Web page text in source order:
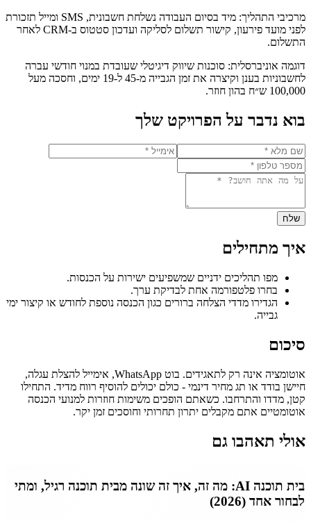
מרכיבי התהליך: מיד בסיום העבודה נשלחת חשבונית, SMS ומייל תזכורת
לפני מועד פירעון, קישור תשלום לסליקה ועדכון סטטוס ב‑CRM לאחר
התשלום.
דוגמה אוניברסלית: סוכנות שיווק דיגיטלי שעובדת במנוי חודשי עברה
לחשבוניות בענן וקיצרה את זמן הגבייה מ‑45 ל‑19 ימים, וחסכה מעל
100,000 ש״ח בהון חוזר.
בוא נדבר על הפרויקט שלך
שלח
איך מתחילים
מפו תהליכים ידניים שמשפיעים ישירות על הכנסות.
בחרו פלטפורמה אחת לבדיקת ערך.
הגדירו מדדי הצלחה ברורים כגון הכנסה נוספת לחודש או קיצור ימי
גבייה.
סיכום
אוטומציה אינה רק לתאגידים. בוט WhatsApp, אימייל להצלת עגלה,
חיישן בודד או תג מחיר דינמי - כולם יכולים להוסיף רווח מדיד. התחילו
קטן, מדדו והתרחבו. כשאתם הופכים משימות חוזרות למנועי הכנסה
אוטומטיים אתם מקבלים יתרון תחרותי וחוסכים זמן יקר.
אולי תאהבו גם
בית תוכנה AI: מה זה, איך זה שונה מבית תוכנה רגיל, ומתי
לבחור אחד (2026)